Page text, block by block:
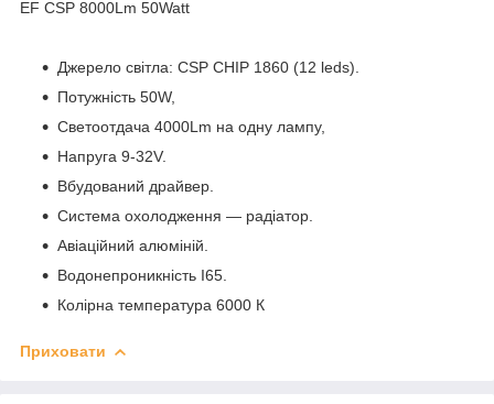
EF CSP 8000Lm 50Watt
Джерело світла: CSP CHIP 1860 (12 leds).
Потужність 50W,
Светоотдача 4000Lm на одну лампу,
Напруга 9-32V.
Вбудований драйвер.
Система охолодження — радіатор.
Авіаційний алюміній.
Водонепроникність І65.
Колірна температура 6000 К
Приховати